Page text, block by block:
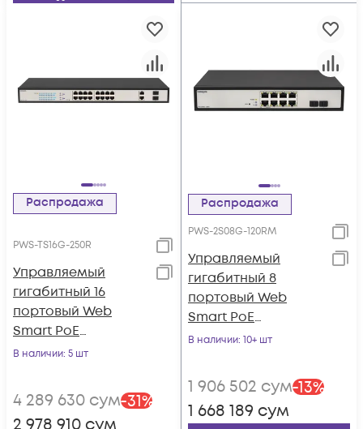
Распродажа
PWS-TS16G-250R
Управляемый
гигабитный 16
портовый Web
Smart PoE
коммутатор
В наличии: 5 шт
4 289 630 сум-31%
Распродажа
PWS-2S08G-120RM
Управляемый
гигабитный 8
портовый Web
Smart PoE
коммутатор
В наличии: 10+ шт
1 906 502 сум-13%
1 668 189 сум